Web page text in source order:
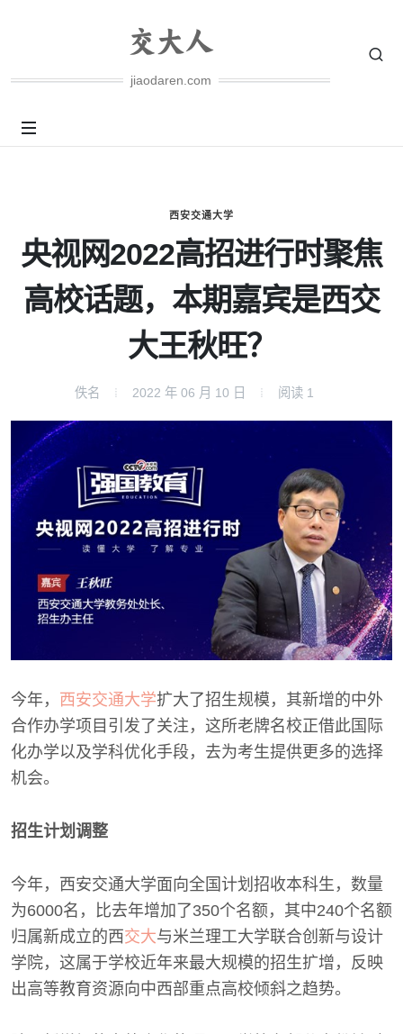
jiaodaren.com
西安交通大学
央视网2022高招进行时聚焦
高校话题，本期嘉宾是西交
大王秋旺？
佚名 2022 年 06 月 10 日 阅读 1
今年， 西安交通大学扩大了招生规模，其新增的中外
合作办学项目引发了关注，这所老牌名校正借此国际
化办学以及学科优化手段，去为考生提供更多的选择
机会。
招生计划调整
今年，西安交通大学面向全国计划招收本科生，数量
为6000名，比去年增加了350个名额，其中240个名额
归属新成立的西交大与米兰理工大学联合创新与设计
学院，这属于学校近年来最大规模的招生扩增，反映
出高等教育资源向中西部重点高校倾斜之趋势。